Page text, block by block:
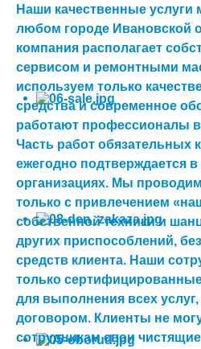
Наши качественные услуги
любом городе Ивановской
компания располагает
сервисом и ремонтными
используем только
средства и современное
работают профессионалы в
Часть работ обязательных
ежегодно подтверждается
организациях. Мы
только с привлечением
собственной техники и
других приспособлений,
средств клиента. Наши
только
для выполнения всех
договором. Клиенты не
сотрудникам свои